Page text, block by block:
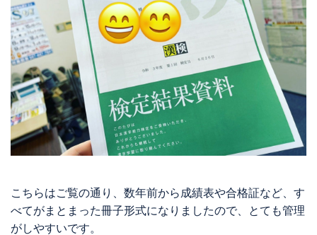
こちらはご覧の通り、数年前から成績表や合格証など、す
べてがまとまった冊子形式になりましたので、とても管理
がしやすいです。